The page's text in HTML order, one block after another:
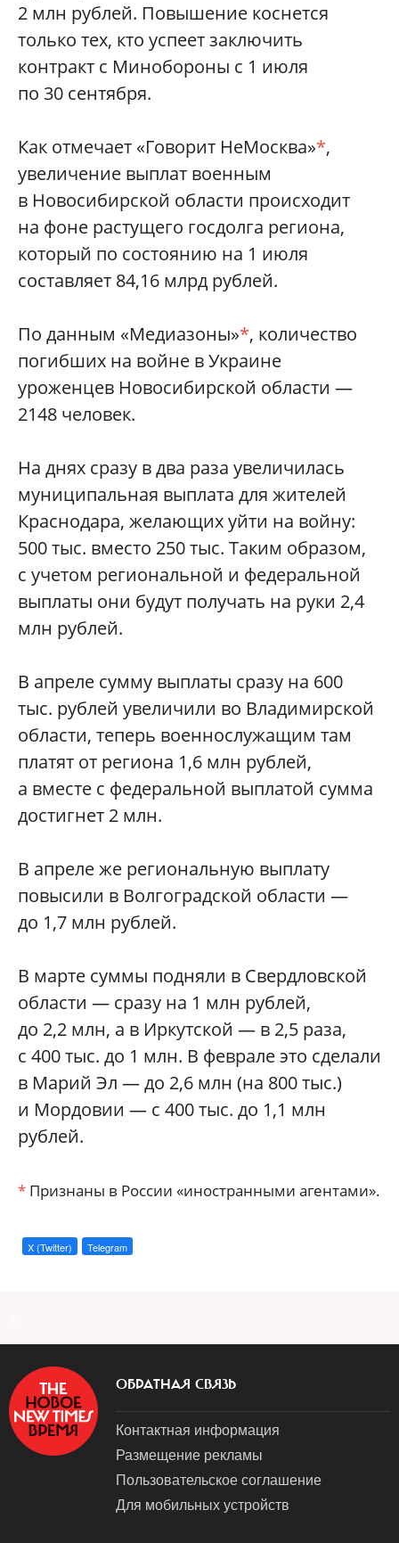
2 млн рублей. Повышение коснется
только тех, кто успеет заключить
контракт с Минобороны с 1 июля
по 30 сентября.
Как отмечает «Говорит НеМосква»*,
увеличение выплат военным
в Новосибирской области происходит
на фоне растущего госдолга региона,
который по состоянию на 1 июля
составляет 84,16 млрд рублей.
По данным «Медиазоны»*, количество
погибших на войне в Украине
уроженцев Новосибирской области —
2148 человек.
На днях сразу в два раза увеличилась
муниципальная выплата для жителей
Краснодара, желающих уйти на войну:
500 тыс. вместо 250 тыс. Таким образом,
с учетом региональной и федеральной
выплаты они будут получать на руки 2,4
млн рублей.
В апреле сумму выплаты сразу на 600
тыс. рублей увеличили во Владимирской
области, теперь военнослужащим там
платят от региона 1,6 млн рублей,
а вместе с федеральной выплатой сумма
достигнет 2 млн.
В апреле же региональную выплату
повысили в Волгоградской области —
до 1,7 млн рублей.
В марте суммы подняли в Свердловской
области — сразу на 1 млн рублей,
до 2,2 млн, а в Иркутской — в 2,5 раза,
с 400 тыс. до 1 млн. В феврале это сделали
в Марий Эл — до 2,6 млн (на 800 тыс.)
и Мордовии — с 400 тыс. до 1,1 млн
рублей.
* Признаны в России «иностранными агентами».
X (Twitter) Telegram
ОБРАТНАЯ СВЯЗЬ
Контактная информация
Размещение рекламы
Пользовательское соглашение
Для мобильных устройств